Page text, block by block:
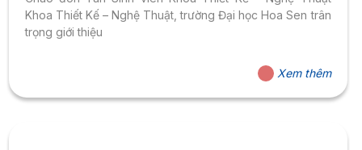
Khoa Thiết Kế – Nghệ Thuật, trường Đại học Hoa Sen trân
trọng giới thiệu
Xem thêm